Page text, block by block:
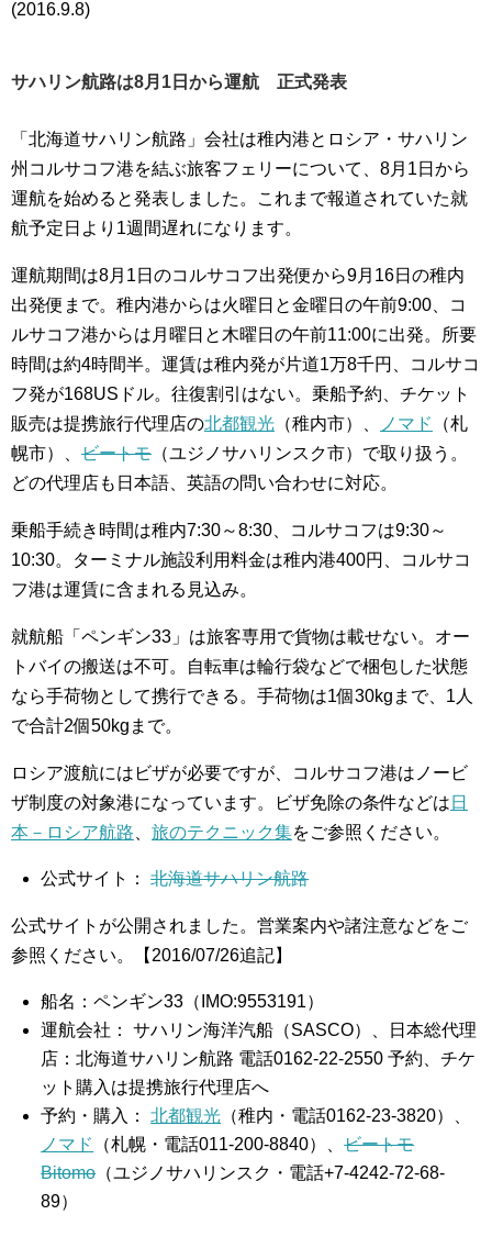
(2016.9.8)
サハリン航路は8月1日から運航 正式発表
「北海道サハリン航路」会社は稚内港とロシア・サハリン
州コルサコフ港を結ぶ旅客フェリーについて、8月1日から
運航を始めると発表しました。これまで報道されていた就
航予定日より1週間遅れになります。
運航期間は8月1日のコルサコフ出発便から9月16日の稚内
出発便まで。稚内港からは火曜日と金曜日の午前9:00、コ
ルサコフ港からは月曜日と木曜日の午前11:00に出発。所要
時間は約4時間半。運賃は稚内発が片道1万8千円、コルサコ
フ発が168USドル。往復割引はない。乗船予約、チケット
販売は提携旅行代理店の北都観光 （稚内市）、 ノマド
（札
幌市）、 ビートモ （ユジノサハリンスク市）で取り扱う。
どの代理店も日本語、英語の問い合わせに対応。
乗船手続き時間は稚内7:30～8:30、コルサコフは9:30～
10:30。ターミナル施設利用料金は稚内港400円、コルサコ
フ港は運賃に含まれる見込み。
就航船「ペンギン33」は旅客専用で貨物は載せない。オー
トバイの搬送は不可。自転車は輪行袋などで梱包した状態
なら手荷物として携行できる。手荷物は1個30kgまで、1人
で合計2個50kgまで。
ロシア渡航にはビザが必要ですが、コルサコフ港はノービ
ザ制度の対象港になっています。ビザ免除の条件などは 日
本－ロシア航路
旅のテクニック集をご参照ください。
公式サイト：北海道サハリン航路
公式サイトが公開されました。営業案内や諸注意などをご
参照ください。【2016/07/26追記】
船名：ペンギン33（IMO:9553191）
運航会社： サハリン海洋汽船（SASCO）、日本総代理
店：北海道サハリン航路 電話0162-22-2550 予約、チケ
ット購入は提携旅行代理店へ
予約・購入：北都観光 （稚内・電話0162-23-3820）、
ノマド
（札幌・電話011-200-8840）、ビートモ
Bitomo（ユジノサハリンスク・電話+7-4242-72-68-
89）